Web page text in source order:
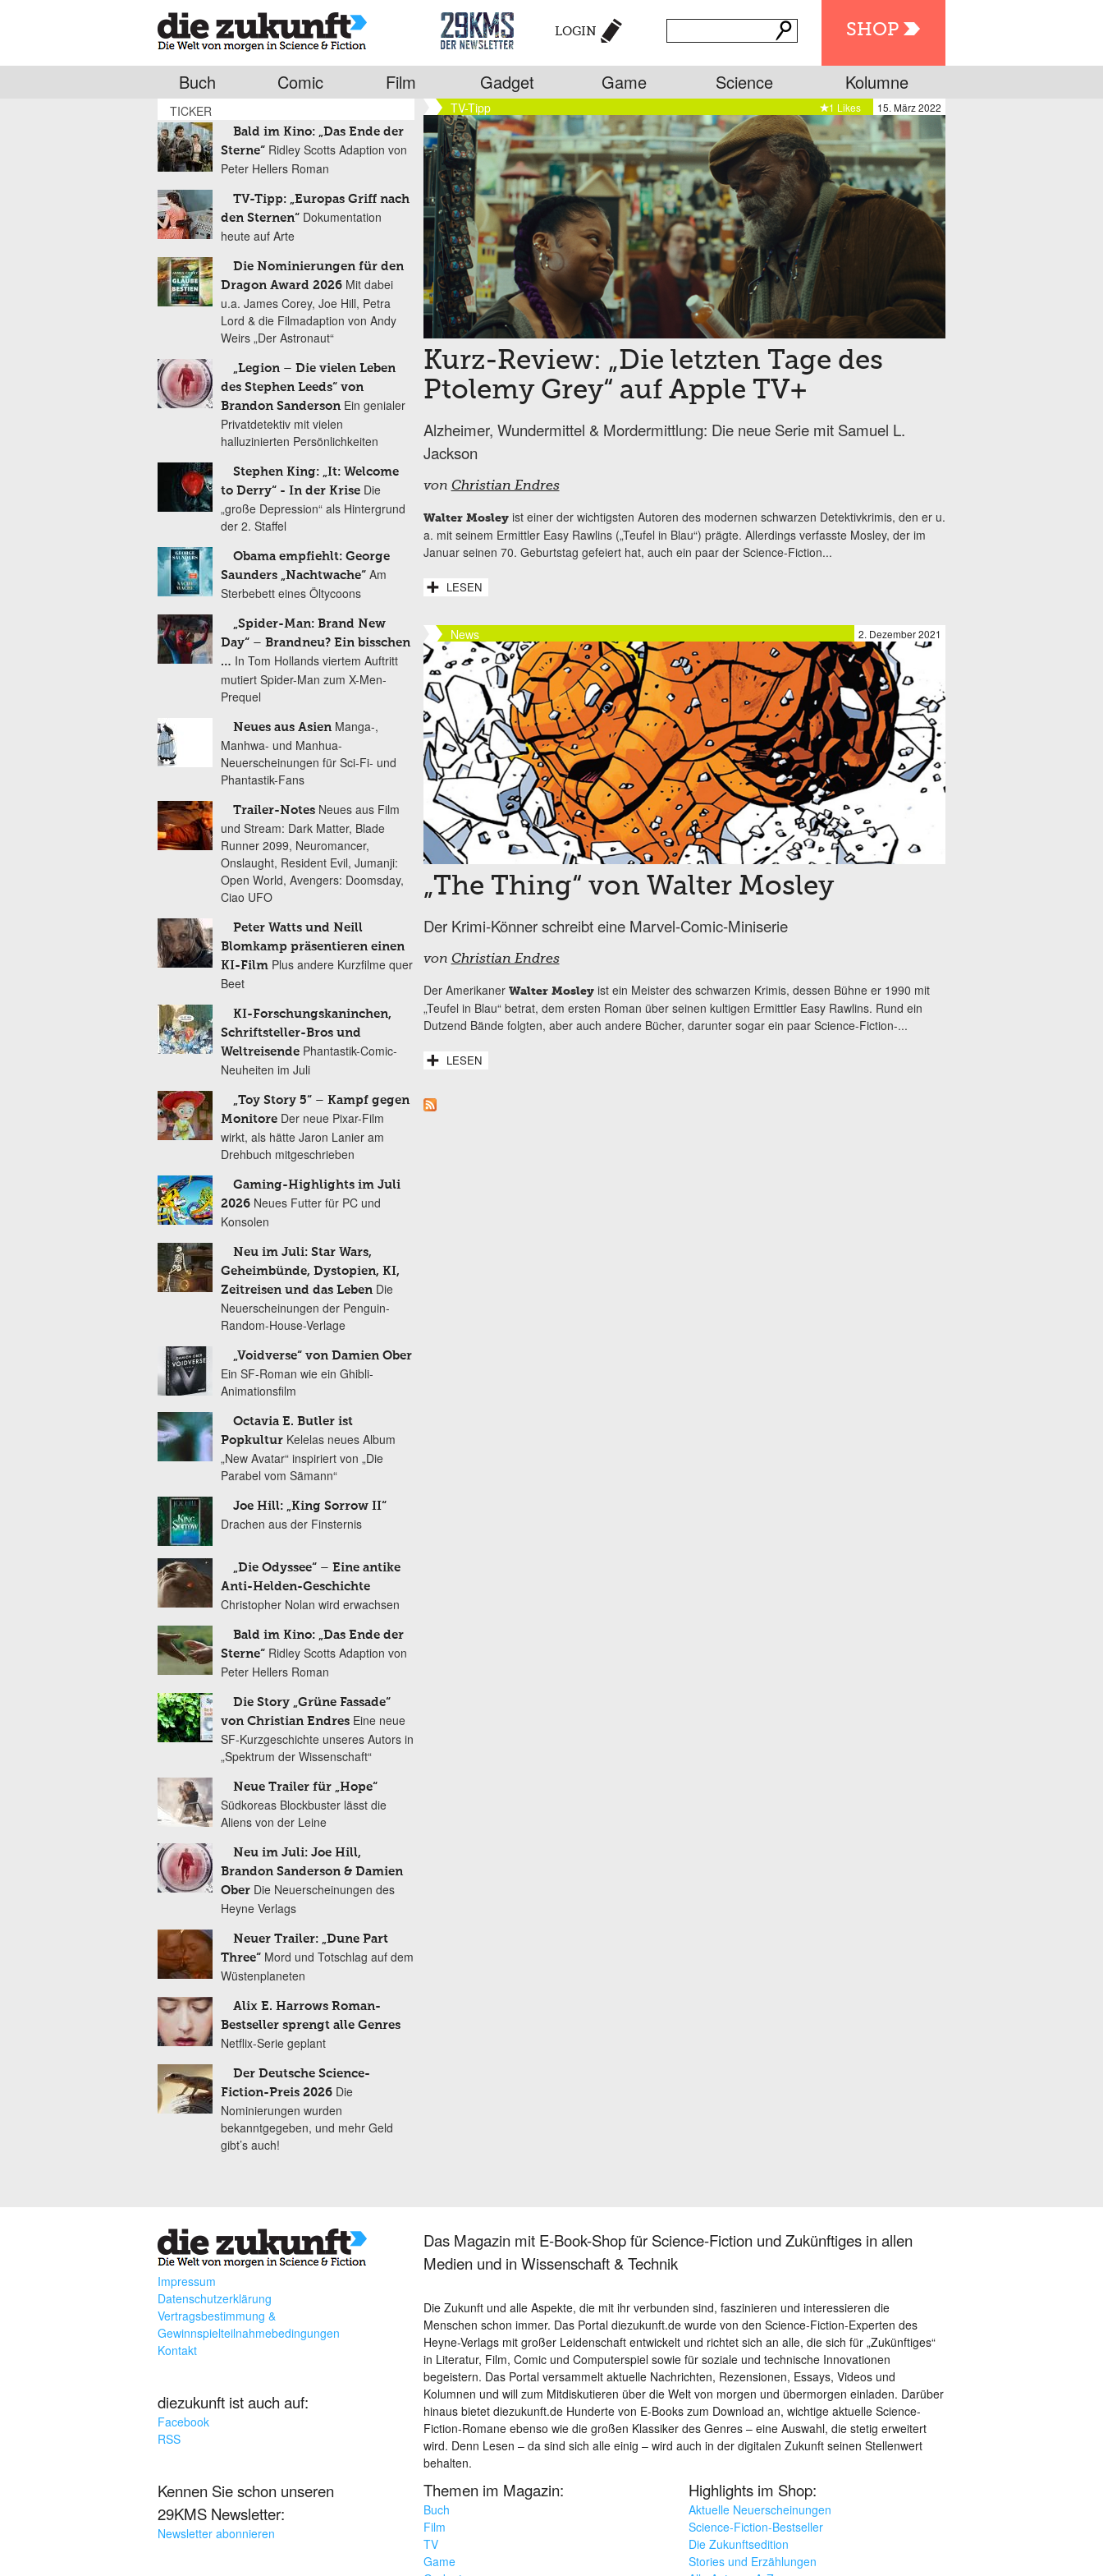
SHOP
LOGIN
Buch Comic Film Gadget Game Science Kolumne
TV-Tipp 15. März 2022
1 Likes
Kurz-Review: „Die letzten Tage des
Ptolemy Grey“ auf Apple TV+
Alzheimer, Wundermittel & Mordermittlung: Die neue Serie mit Samuel L.
Jackson
von Christian Endres
Walter Mosleyist einer der wichtigsten Autoren des modernen schwarzen Detektivkrimis, den er u.
a. mit seinem Ermittler Easy Rawlins („Teufel in Blau“) prägte. Allerdings verfasste Mosley, der im
Januar seinen 70. Geburtstag gefeiert hat, auch ein paar der Science-Fiction...
LESEN
News 2. Dezember 2021
„The Thing“ von Walter Mosley
Der Krimi-Könner schreibt eine Marvel-Comic-Miniserie
von Christian Endres
Der Amerikaner Walter Mosleyist ein Meister des schwarzen Krimis, dessen Bühne er 1990 mit
„Teufel in Blau“ betrat, dem ersten Roman über seinen kultigen Ermittler Easy Rawlins. Rund ein
Dutzend Bände folgten, aber auch andere Bücher, darunter sogar ein paar Science-Fiction-...
LESEN
TICKER
Bald im Kino: „Das Ende der
Sterne“ Ridley Scotts Adaption von
Peter Hellers Roman
TV-Tipp: „Europas Griff nach
den Sternen“ Dokumentation
heute auf Arte
Die Nominierungen für den
Dragon Award 2026 Mit dabei
u.a. James Corey, Joe Hill, Petra
Lord & die Filmadaption von Andy
Weirs „Der Astronaut“
„Legion – Die vielen Leben
des Stephen Leeds“ von
Brandon Sanderson Ein genialer
Privatdetektiv mit vielen
halluzinierten Persönlichkeiten
Stephen King: „It: Welcome
to Derry“ - In der Krise Die
„große Depression“ als Hintergrund
der 2. Staffel
Obama empfiehlt: George
Saunders „Nachtwache“ Am
Sterbebett eines Öltycoons
„Spider-Man: Brand New
Day“ – Brandneu? Ein bisschen
… In Tom Hollands viertem Auftritt
mutiert Spider-Man zum X-Men-
Prequel
Neues aus Asien Manga-,
Manhwa- und Manhua-
Neuerscheinungen für Sci-Fi- und
Phantastik-Fans
Trailer-Notes Neues aus Film
und Stream: Dark Matter, Blade
Runner 2099, Neuromancer,
Onslaught, Resident Evil, Jumanji:
Open World, Avengers: Doomsday,
Ciao UFO
Peter Watts und Neill
Blomkamp präsentieren einen
KI-Film Plus andere Kurzfilme quer
Beet
KI-Forschungskaninchen,
Schriftsteller-Bros und
Weltreisende Phantastik-Comic-
Neuheiten im Juli
„Toy Story 5“ – Kampf gegen
Monitore Der neue Pixar-Film
wirkt, als hätte Jaron Lanier am
Drehbuch mitgeschrieben
Gaming-Highlights im Juli
2026 Neues Futter für PC und
Konsolen
Neu im Juli: Star Wars,
Geheimbünde, Dystopien, KI,
Zeitreisen und das Leben Die
Neuerscheinungen der Penguin-
Random-House-Verlage
„Voidverse“ von Damien Ober
Ein SF-Roman wie ein Ghibli-
Animationsfilm
Octavia E. Butler ist
Popkultur Kelelas neues Album
„New Avatar“ inspiriert von „Die
Parabel vom Sämann“
Joe Hill: „King Sorrow II“
Drachen aus der Finsternis
„Die Odyssee“ – Eine antike
Anti-Helden-Geschichte
Christopher Nolan wird erwachsen
Bald im Kino: „Das Ende der
Sterne“ Ridley Scotts Adaption von
Peter Hellers Roman
Die Story „Grüne Fassade“
von Christian Endres Eine neue
SF-Kurzgeschichte unseres Autors in
„Spektrum der Wissenschaft“
Neue Trailer für „Hope“
Südkoreas Blockbuster lässt die
Aliens von der Leine
Neu im Juli: Joe Hill,
Brandon Sanderson & Damien
Ober Die Neuerscheinungen des
Heyne Verlags
Neuer Trailer: „Dune Part
Three“ Mord und Totschlag auf dem
Wüstenplaneten
Alix E. Harrows Roman-
Bestseller sprengt alle Genres
Netflix-Serie geplant
Der Deutsche Science-
Fiction-Preis 2026 Die
Nominierungen wurden
bekanntgegeben, und mehr Geld
gibt’s auch!
Impressum
Datenschutzerklärung
Vertragsbestimmung &
Gewinnspielteilnahmebedingungen
Kontakt
diezukunft ist auch auf:
Facebook
RSS
Kennen Sie schon unseren
29KMS Newsletter:
Newsletter abonnieren
Das Magazin mit E-Book-Shop für Science-Fiction und Zukünftiges in allen
Medien und in Wissenschaft & Technik
Die Zukunft und alle Aspekte, die mit ihr verbunden sind, faszinieren und interessieren die
Menschen schon immer. Das Portal diezukunft.de wurde von den Science-Fiction-Experten des
Heyne-Verlags mit großer Leidenschaft entwickelt und richtet sich an alle, die sich für „Zukünftiges“
in Literatur, Film, Comic und Computerspiel sowie für soziale und technische Innovationen
begeistern. Das Portal versammelt aktuelle Nachrichten, Rezensionen, Essays, Videos und
Kolumnen und will zum Mitdiskutieren über die Welt von morgen und übermorgen einladen. Darüber
hinaus bietet diezukunft.de Hunderte von E-Books zum Download an, wichtige aktuelle Science-
Fiction-Romane ebenso wie die großen Klassiker des Genres – eine Auswahl, die stetig erweitert
wird. Denn Lesen – da sind sich alle einig – wird auch in der digitalen Zukunft seinen Stellenwert
behalten.
Themen im Magazin:
Buch
Film
TV
Game
Highlights im Shop:
Aktuelle Neuerscheinungen
Science-Fiction-Bestseller
Die Zukunftsedition
Stories und Erzählungen